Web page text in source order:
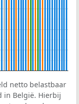
netto belastbaar
in België. Hierbij